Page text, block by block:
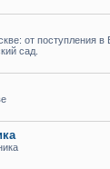
от поступления в
сад.